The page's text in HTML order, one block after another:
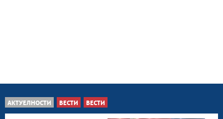
АКТУЕЛНОСТИ ВЕСТИ ВЕСТИ